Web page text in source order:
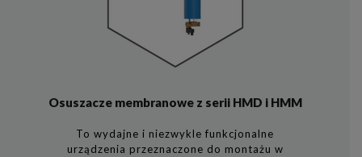
Osuszacze membranowe z serii HMD i HMM
To wydajne i niezwykle funkcjonalne
urządzenia przeznaczone do montażu w